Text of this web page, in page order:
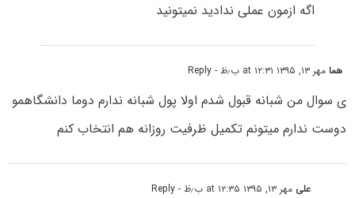
اگه ازمون عملی ندادید نمیتونید
همامهر ۱۳, ۱۳۹۵ at ۱۲:۳۱ ب٫ظ - Reply
ی سوال من شبانه قبول شدم اولا پول شبانه ندارم دوما دانشگاهمو
دوست ندارم میتونم تکمیل ظرفیت روزانه هم انتخاب کنم
علی مهر ۱۳, ۱۳۹۵ at ۱۲:۳۵ ب٫ظ - Reply